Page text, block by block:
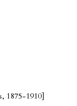
1875-1910]